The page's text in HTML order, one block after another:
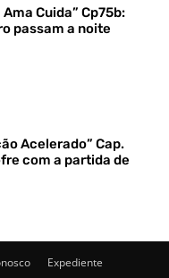
Cuida” Cp75b:
passam a noite
Acelerado” Cap.
com a partida de
Expediente